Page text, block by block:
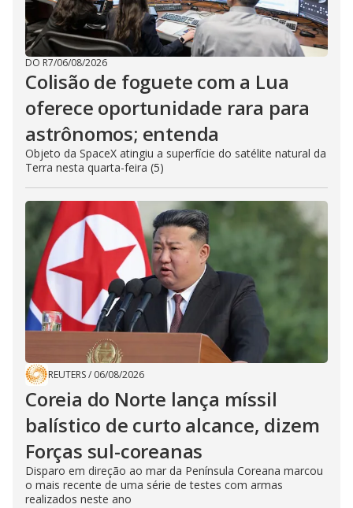
DO R7/06/08/2026
Colisão de foguete com a Lua
oferece oportunidade rara para
astrônomos; entenda
Objeto da SpaceX atingiu a superfície do satélite natural da
Terra nesta quarta-feira (5)
REUTERS/ 06/08/2026
Coreia do Norte lança míssil
balístico de curto alcance, dizem
Forças sul-coreanas
Disparo em direção ao mar da Península Coreana marcou
o mais recente de uma série de testes com armas
realizados neste ano